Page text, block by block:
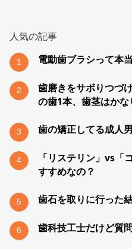
人気の記事
1 電動歯ブラシって本
2
歯磨きをサボりつづ
の歯1本、歯茎はかな
3 歯の矯正してる成人
4
「リステリン」vs「
すすめなの？
5 歯石を取りに行った
6 歯科技工士だけど質